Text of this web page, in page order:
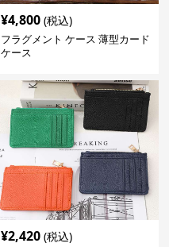
¥4,800 (税込)
フラグメント ケース 薄型カード
ケース
¥2,420 (税込)